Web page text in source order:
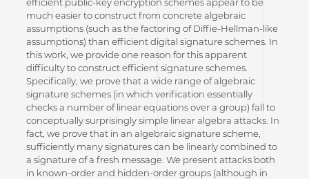
much easier to construct from concrete algebraic
assumptions (such as the factoring of Diffie-Hellman-like
assumptions) than efficient digital signature schemes. In
this work, we provide one reason for this apparent
difficulty to construct efficient signature schemes.
Specifically, we prove that a wide range of algebraic
signature schemes (in which verification essentially
checks a number of linear equations over a group) fall to
conceptually surprisingly simple linear algebra attacks. In
fact, we prove that in an algebraic signature scheme,
sufficiently many signatures can be linearly combined to
a signature of a fresh message. We present attacks both
in known-order and hidden-order groups (although in